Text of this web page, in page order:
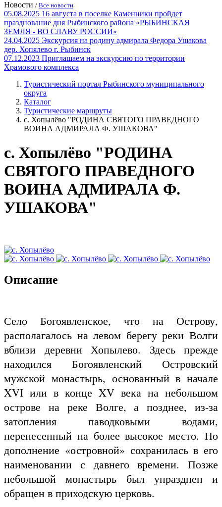
Новости / Все новости
05.08.2025 16 августа в поселке Каменники пройдет
празднование дня Рыбинского района «РЫБИНСКАЯ
ЗЕМЛЯ - ВО СЛАВУ РОССИИ»
24.04.2025 Экскурсия на родину адмирала Федора Ушакова
дер. Хопялево г. Рыбинск
07.12.2023 Приглашаем на экскурсию по территории
Храмового комплекса
Туристический портал Рыбинского муниципального
округа
Каталог
Туристические маршруты
с. Хопылёво "РОДИНА СВЯТОГО ПРАВЕДНОГО
ВОИНА АДМИРАЛА Ф. УШАКОВА"
с. Хопылёво "РОДИНА
СВЯТОГО ПРАВЕДНОГО
ВОИНА АДМИРАЛА Ф.
УШАКОВА"
Описание
Село Богоявленское, что на Острову,
располагалось на левом берегу реки Волги
вблизи деревни Хопылево. Здесь прежде
находился Богоявленский Островский
мужской монастырь, основанный в начале
XVI или в конце XV века на небольшом
острове на реке Волге, а позднее, из-за
затопления паводковыми водами,
перенесенный на более высокое место. Но
дополнение «островной» сохранилась в его
наименовании с давнего времени. Позже
небольшой монастырь был упразднен и
обращен в приходскую церковь.